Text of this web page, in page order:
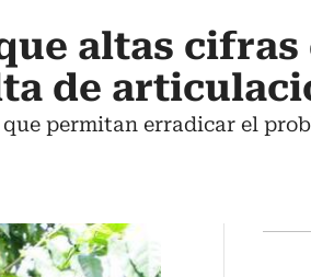
altas cifras
de
permitan erradicar el